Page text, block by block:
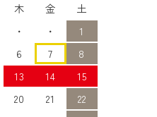
木 金
土
・ ・
1
6 7
8
13 14
15
20 21
22